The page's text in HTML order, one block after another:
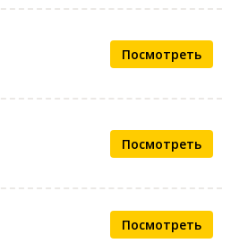
Посмотреть
Посмотреть
Посмотреть